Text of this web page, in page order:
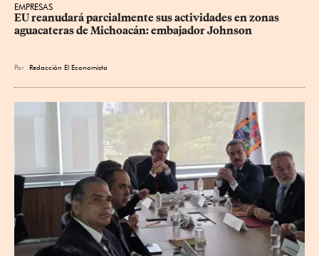
EMPRESAS
EU reanudará parcialmente sus actividades en zonas
aguacateras de Michoacán: embajador Johnson
Por Redacción El Economista